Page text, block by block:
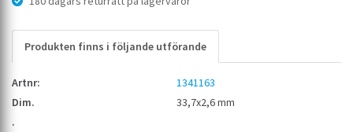
Produkten finns i följande utförande
1341163
33,7x2,6 mm